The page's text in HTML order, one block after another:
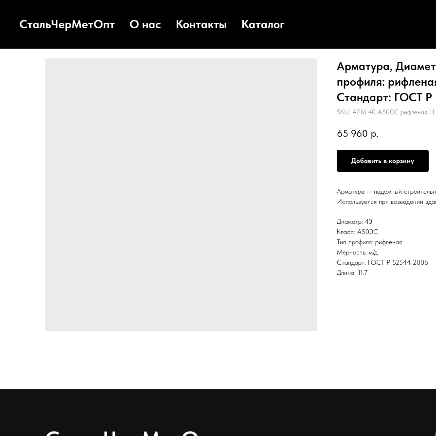
СтальЧерМетОпт О нас Контакты Каталог
Арматура,
профиля:
Стандарт: ГОСТ Р
SKU: АРМ 40 А500С рифленая
65 960 р.
Добавить в корзину
Арматура — надежный
Используется при возведении
Диаметр: 40
Класс: А500С
Тип профиля: рифленая
Мерность: м/д
Стандарт: ГОСТ Р 52544-2006
Длина: 11.7